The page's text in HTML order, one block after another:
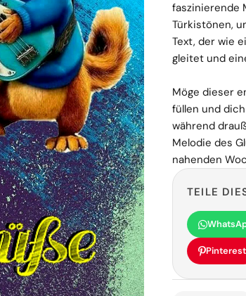
faszinierende
Türkistönen,
Text, der wie
gleitet und
Möge dieser
füllen und
während
Melodie des
nahenden
TEILE
Pinterest